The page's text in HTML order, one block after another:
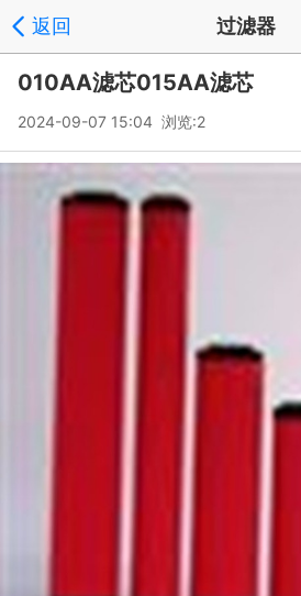
返回 过滤器
010AA滤芯015AA滤芯
2024-09-07 15:04 浏览:2